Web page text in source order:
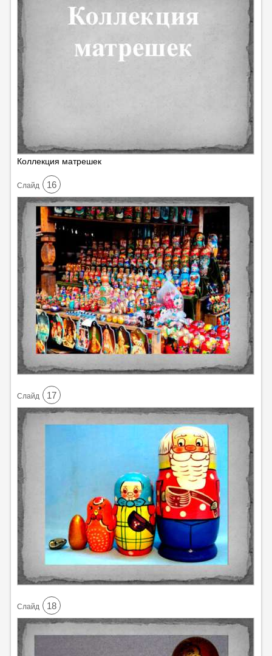
Коллекция матрешек
Cлайд 16
Cлайд 17
Cлайд 18